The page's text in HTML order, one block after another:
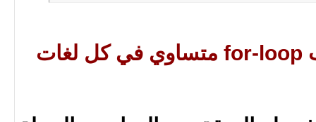
## The inner loop
هل ال syntax الخاص ب for-loop متساوي في كل لغات